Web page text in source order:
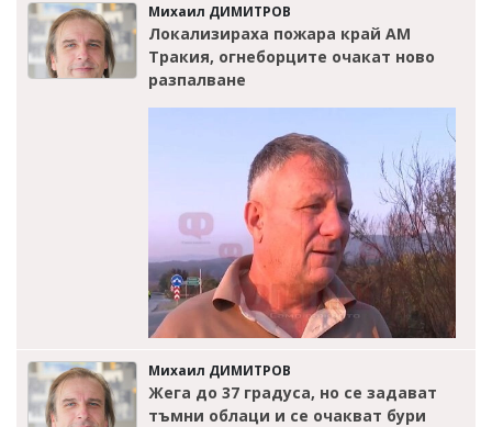
Михаил ДИМИТРОВ
Локализираха пожара край АМ
Тракия, огнеборците очакат ново
разпалване
Михаил ДИМИТРОВ
Жега до 37 градуса, но се задават
тъмни облаци и се очакват бури